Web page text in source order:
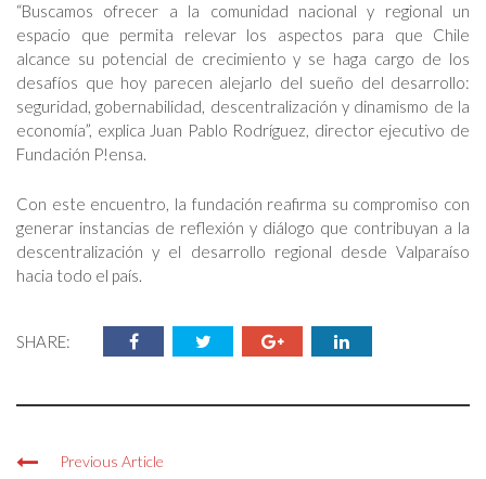
“Buscamos ofrecer a la comunidad nacional y regional un
espacio que permita relevar los aspectos para que Chile
alcance su potencial de crecimiento y se haga cargo de los
desafíos que hoy parecen alejarlo del sueño del desarrollo:
seguridad, gobernabilidad, descentralización y dinamismo de la
economía”, explica Juan Pablo Rodríguez, director ejecutivo de
Fundación P!ensa.
Con este encuentro, la fundación reafirma su compromiso con
generar instancias de reflexión y diálogo que contribuyan a la
descentralización y el desarrollo regional desde Valparaíso
hacia todo el país.
SHARE:
Previous Article